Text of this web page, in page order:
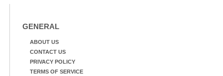
GENERAL
ABOUT US
CONTACT US
PRIVACY POLICY
TERMS OF SERVICE